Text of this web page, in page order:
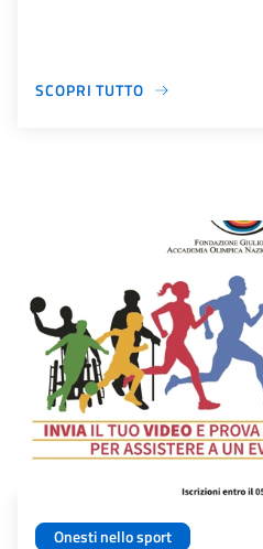
SCOPRI TUTTO
Onesti nello sport